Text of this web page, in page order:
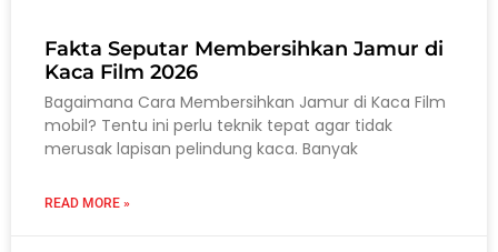
Fakta Seputar Membersihkan Jamur di
Kaca Film 2026
Bagaimana Cara Membersihkan Jamur di Kaca Film
mobil? Tentu ini perlu teknik tepat agar tidak
merusak lapisan pelindung kaca. Banyak
READ MORE »